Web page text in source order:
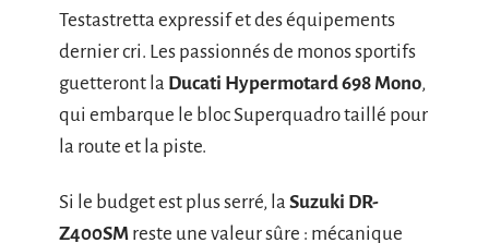
Testastretta expressif et des équipements
dernier cri. Les passionnés de monos sportifs
guetteront la Ducati Hypermotard 698 Mono,
qui embarque le bloc Superquadro taillé pour
la route et la piste.
Si le budget est plus serré, la Suzuki DR-
Z400SM reste une valeur sûre : mécanique